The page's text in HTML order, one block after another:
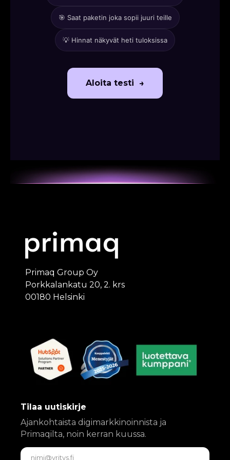
🎯 Saat paketin joka sopii juuri teille
💡 Hinnat näkyvät heti tuloksissa
Aloita testi →
Primaq Group Oy
Porkkalankatu 20, 2. krs
00180 Helsinki
Tilaa uutiskirje
Ajankohtaista digimarkkinoinnista ja
Primaqilta, noin kerran kuussa.
Sähköposti